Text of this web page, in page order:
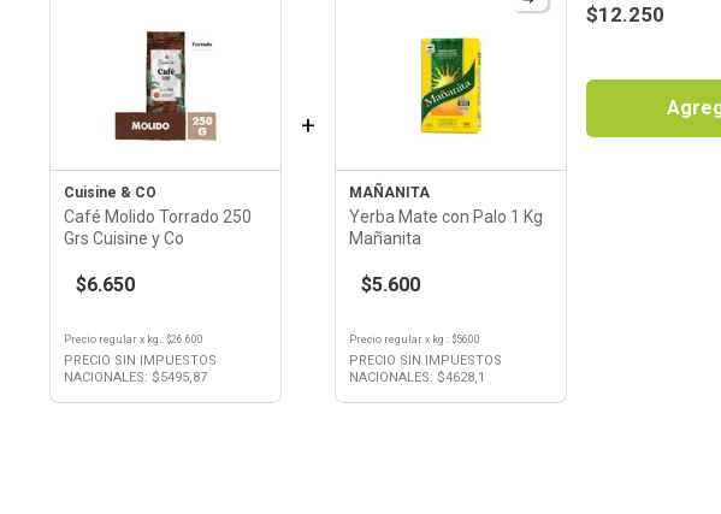
Cuisine & CO
Café Molido Torrado 250
Grs Cuisine y Co
$6.650
Precio regularx kg.: $26.600
PRECIO SIN IMPUESTOS
NACIONALES: $5495,87
+
MAÑANITA
Yerba Mate con Palo 1 Kg
Mañanita
$5.600
Precio regularx kg.: $5600
PRECIO SIN IMPUESTOS
NACIONALES: $4628,1
$12.250